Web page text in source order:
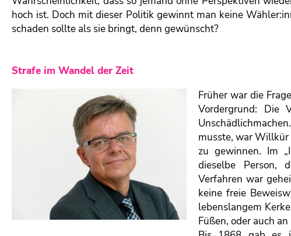
hoch ist. Doch mit dieser Politik gewinnt man keine
schaden sollte als sie bringt, denn gewünscht?
Strafe im Wandel der Zeit
Früher war die
Vordergrund: Die
musste, war Willkür
zu gewinnen. Im
dieselbe Person,
Verfahren war
keine freie
lebenslangem
Füßen, oder auch